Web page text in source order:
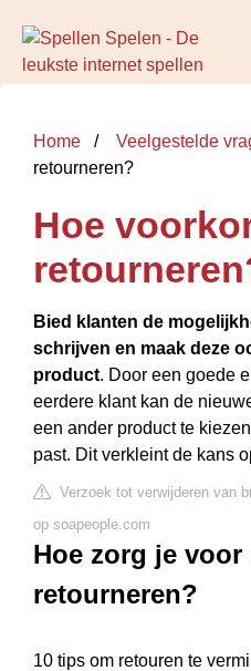
Home Veelgestelde
retourneren?
Hoe
Bied klanten de
schrijven en maak deze
product. Door een goede
eerdere klant kan de
een ander product te
past. Dit verkleint de kans
Verzoek tot verwijderen van
op soapeople.com
Hoe zorg je voor
retourneren?
10 tips om retouren te